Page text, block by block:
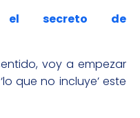
el secreto de
voy a empezar
que no incluye’ este